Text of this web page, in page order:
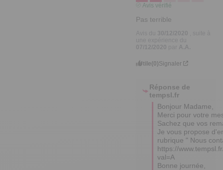
Avis vérifié
Pas terrible
Utile(0)Signaler
Réponse de
tempsl.fr
Bonjour Madame,
Merci pour votre
Sachez que vos
Je vous propose
rubrique " Nous
https://
val=A
Bonne journée,